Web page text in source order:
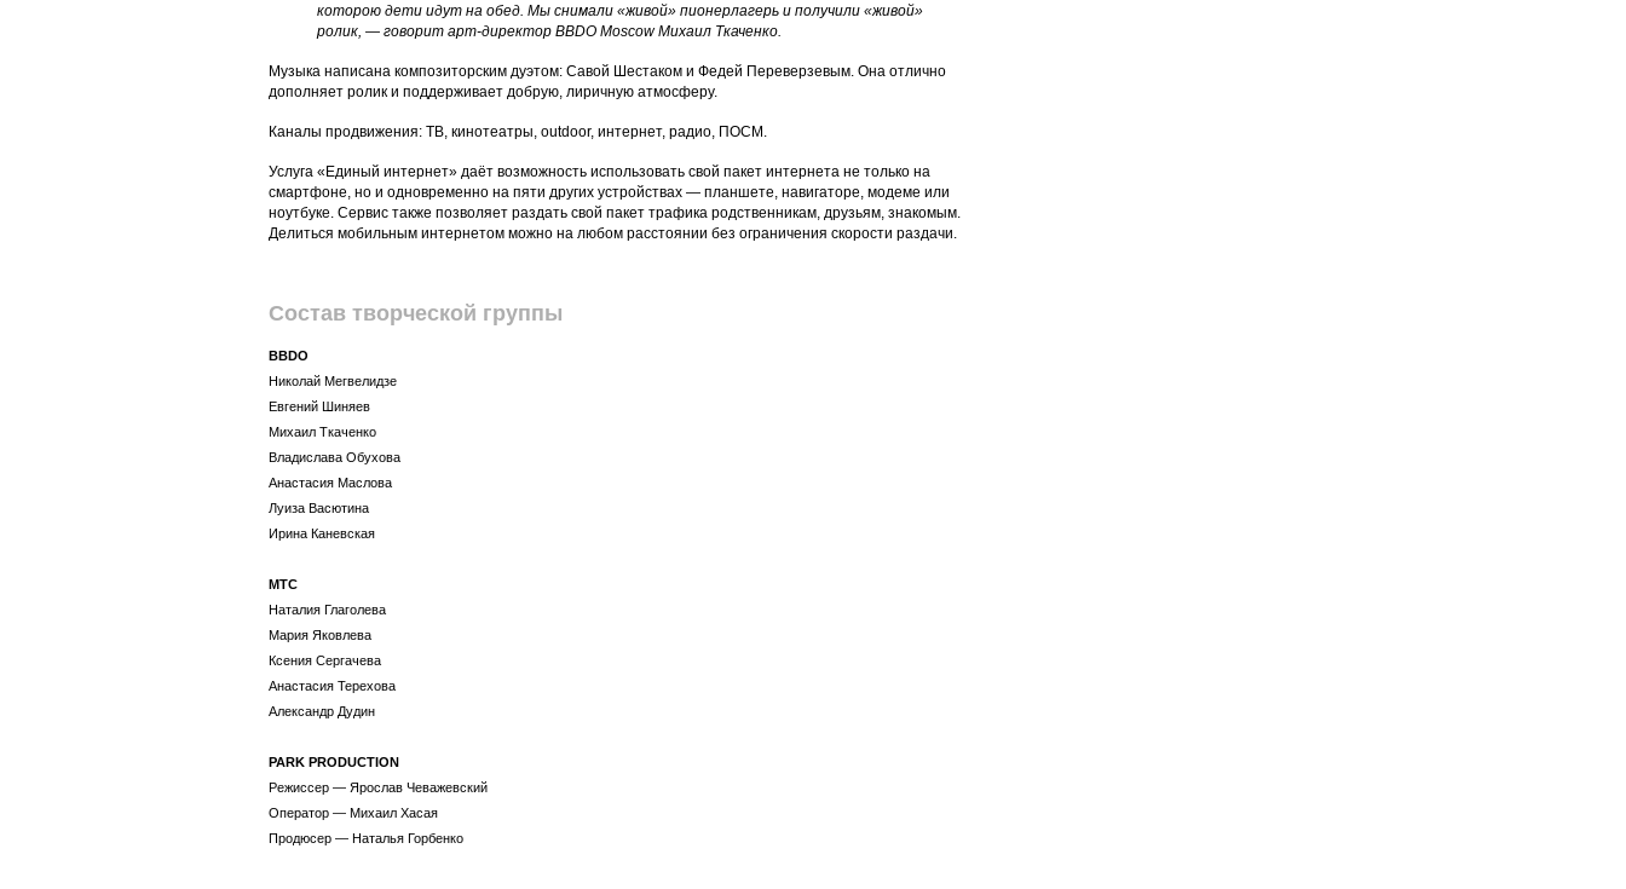
которою дети идут на обед. Мы снимали «живой» пионерлагерь и получили «живой»
ролик, — говорит арт-директор BBDO Moscow Михаил Ткаченко.
Музыка написана композиторским дуэтом: Савой Шестаком и Федей Переверзевым. Она отлично
дополняет ролик и поддерживает добрую, лиричную атмосферу.
Каналы продвижения: ТВ, кинотеатры, outdoor, интернет, радио, ПОСМ.
Услуга «Единый интернет» даёт возможность использовать свой пакет интернета не только на
смартфоне, но и одновременно на пяти других устройствах — планшете, навигаторе, модеме или
ноутбуке. Сервис также позволяет раздать свой пакет трафика родственникам, друзьям, знакомым.
Делиться мобильным интернетом можно на любом расстоянии без ограничения скорости раздачи.
Состав творческой группы
BBDO
Николай Мегвелидзе
Евгений Шиняев
Михаил Ткаченко
Владислава Обухова
Анастасия Маслова
Луиза Васютина
Ирина Каневская
МТС
Наталия Глаголева
Мария Яковлева
Ксения Сергачева
Анастасия Терехова
Александр Дудин
PARK PRODUCTION
Режиссер — Ярослав Чеважевский
Оператор — Михаил Хасая
Продюсер — Наталья Горбенко